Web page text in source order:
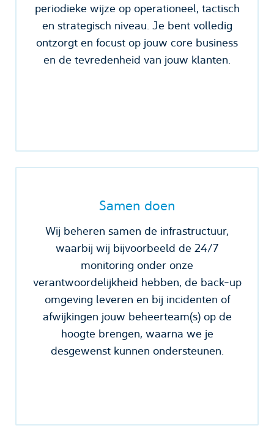
periodieke wijze op operationeel, tactisch
en strategisch niveau. Je bent volledig
ontzorgt en focust op jouw core business
en de tevredenheid van jouw klanten.
Samen doen
Wij beheren samen de infrastructuur,
waarbij wij bijvoorbeeld de 24/7
monitoring onder onze
verantwoordelijkheid hebben, de back-up
omgeving leveren en bij incidenten of
afwijkingen jouw beheerteam(s) op de
hoogte brengen, waarna we je
desgewenst kunnen ondersteunen.